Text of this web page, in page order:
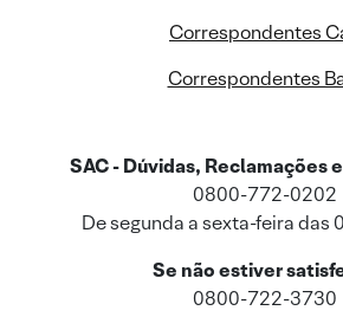
Correspondentes
Correspondentes
SAC - Dúvidas, Reclamações
0800-772-0202
De segunda a sexta-feira das
Se não estiver
0800-722-3730